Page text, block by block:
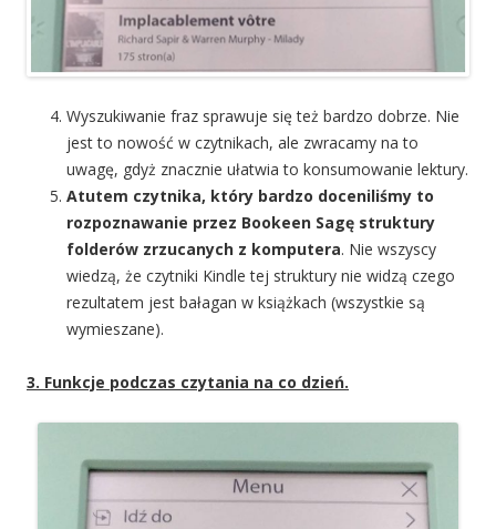
Wyszukiwanie fraz sprawuje się też bardzo dobrze. Nie
jest to nowość w czytnikach, ale zwracamy na to
uwagę, gdyż znacznie ułatwia to konsumowanie lektury.
Atutem czytnika, który bardzo doceniliśmy to
rozpoznawanie przez Bookeen Sagę struktury
folderów zrzucanych z komputera. Nie wszyscy
wiedzą, że czytniki Kindle tej struktury nie widzą czego
rezultatem jest bałagan w książkach (wszystkie są
wymieszane).
3. Funkcje podczas czytania na co dzień.